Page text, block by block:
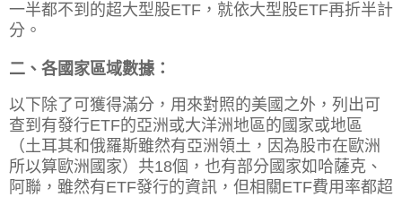
一半都不到的超大型股ETF，就依大型股ETF再折半計
分。
二、各國家區域數據：
以下除了可獲得滿分，用來對照的美國之外，列出可
查到有發行ETF的亞洲或大洋洲地區的國家或地區
（土耳其和俄羅斯雖然有亞洲領土，因為股市在歐洲
所以算歐洲國家）共18個，也有部分國家如哈薩克、
阿聯，雖然有ETF發行的資訊，但相關ETF費用率都超